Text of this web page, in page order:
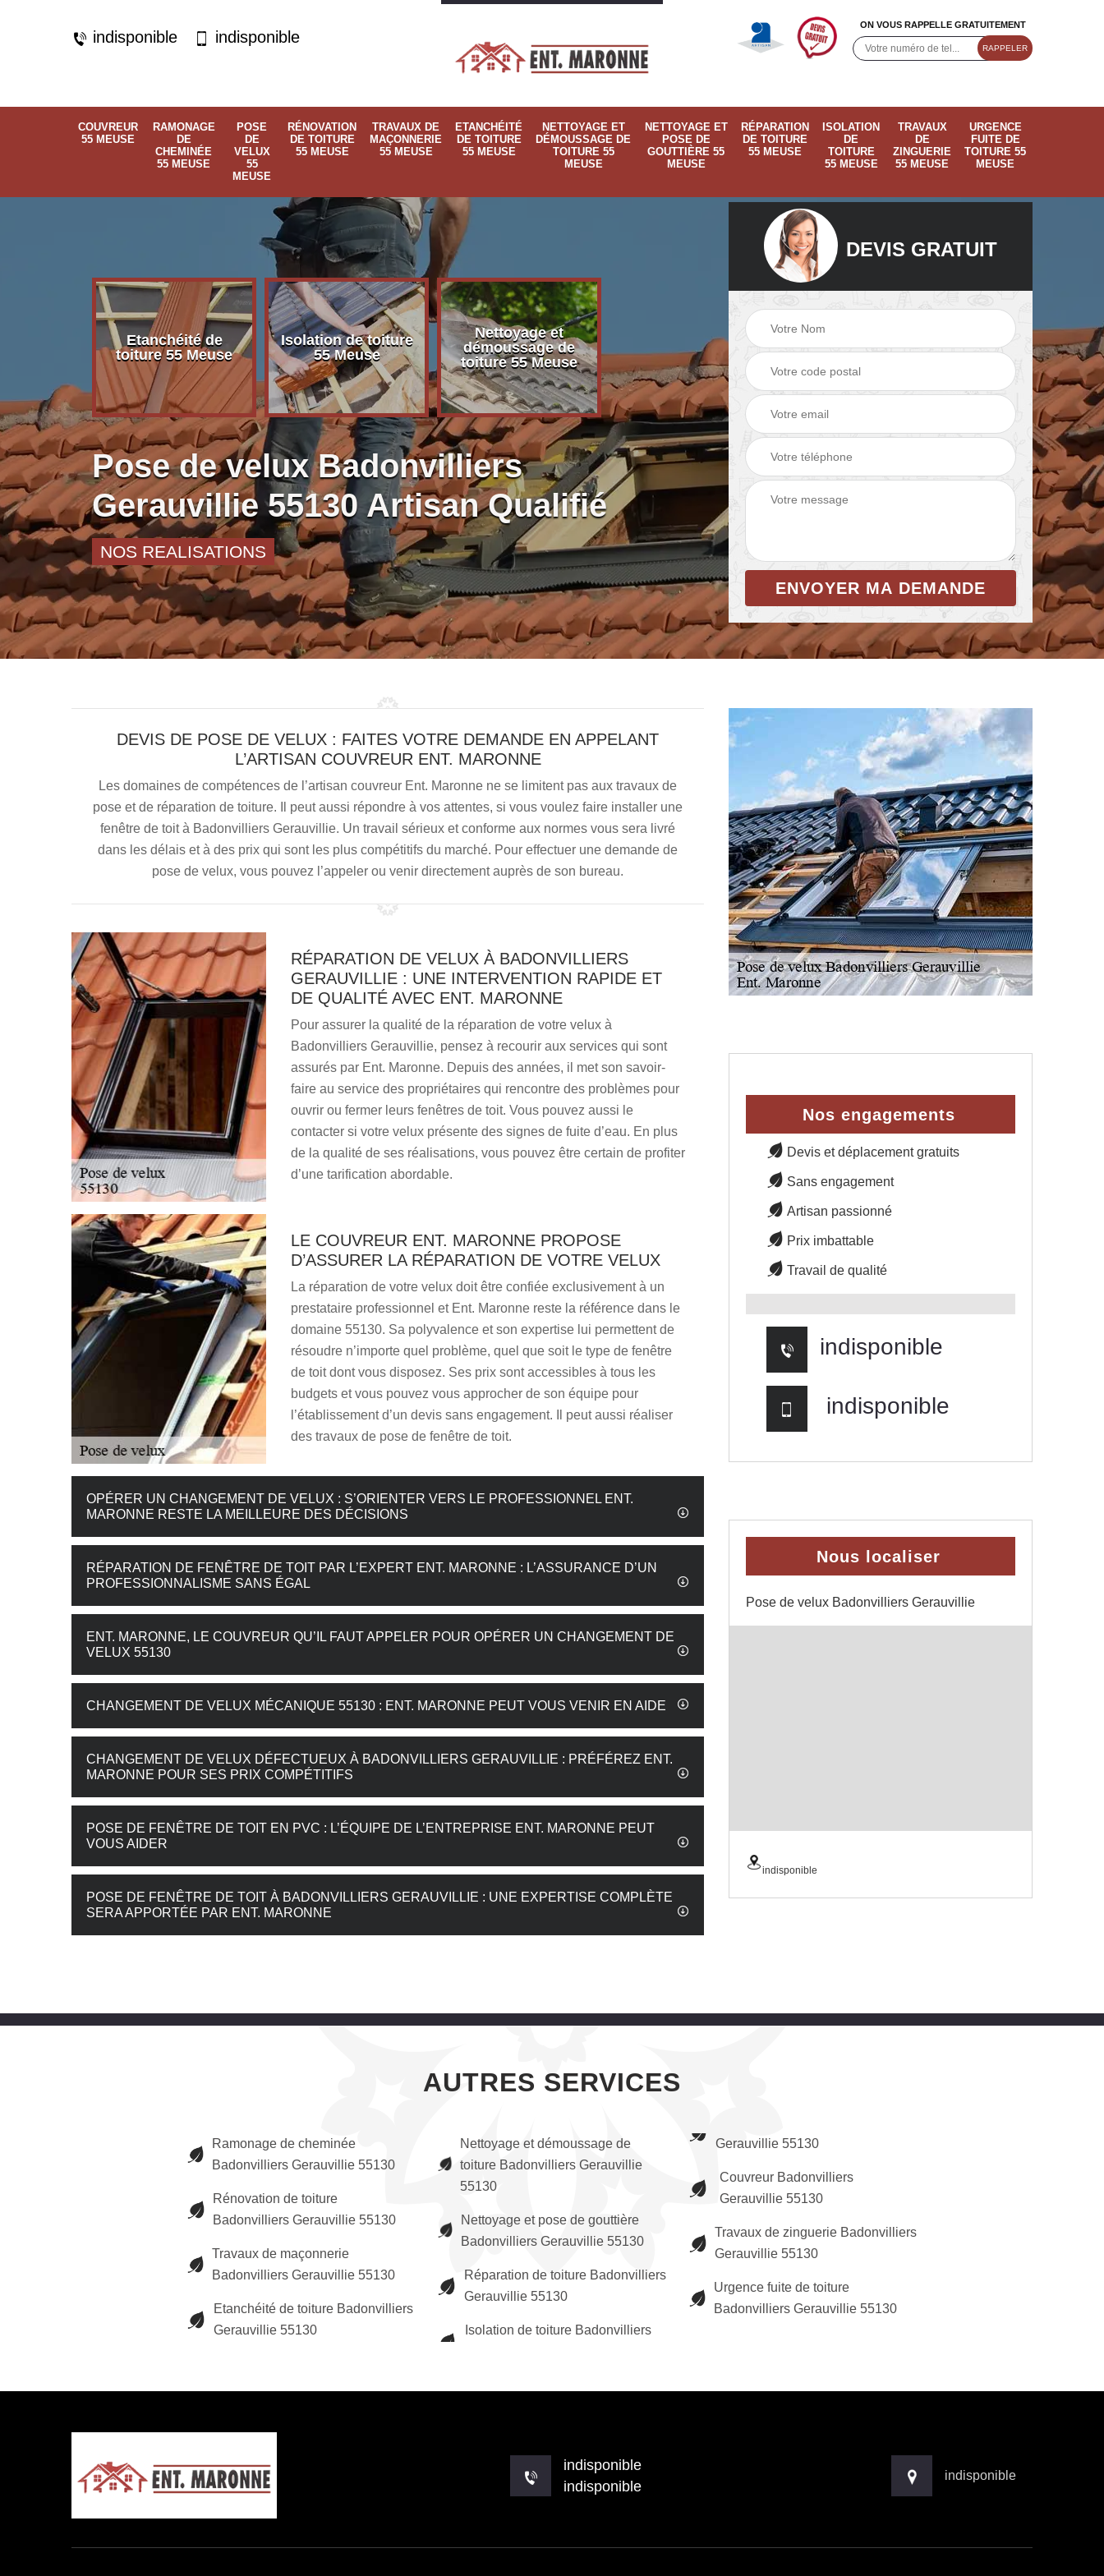
indisponible indisponible
ON VOUS RAPPELLE GRATUITEMENT
COUVREUR
55 MEUSE
RAMONAGE
DE
CHEMINÉE
55 MEUSE
POSE
DE
VELUX
55
MEUSE
RÉNOVATION
DE TOITURE
55 MEUSE
TRAVAUX DE
MAÇONNERIE
55 MEUSE
ETANCHÉITÉ
DE TOITURE
55 MEUSE
NETTOYAGE ET
DÉMOUSSAGE DE
TOITURE 55
MEUSE
NETTOYAGE ET
POSE DE
GOUTTIÈRE 55
MEUSE
RÉPARATION
DE TOITURE
55 MEUSE
ISOLATION
DE
TOITURE
55 MEUSE
TRAVAUX
DE
ZINGUERIE
55 MEUSE
URGENCE
FUITE DE
TOITURE 55
MEUSE
Etanchéité de
toiture 55 Meuse
Isolation de toiture
55 Meuse
Nettoyage et
démoussage de
toiture 55 Meuse
Nettoyage et pose
de gouttière 55
Meuse
Meuse
Ramonage de
cheminée 55
Pose de velux Badonvilliers
Gerauvillie 55130 Artisan Qualifié
NOS REALISATIONS
DEVIS GRATUIT
DEVIS DE POSE DE VELUX : FAITES VOTRE DEMANDE EN APPELANT
L’ARTISAN COUVREUR ENT. MARONNE
Les domaines de compétences de l’artisan couvreur Ent. Maronne ne se limitent pas aux travaux de
pose et de réparation de toiture. Il peut aussi répondre à vos attentes, si vous voulez faire installer une
fenêtre de toit à Badonvilliers Gerauvillie. Un travail sérieux et conforme aux normes vous sera livré
dans les délais et à des prix qui sont les plus compétitifs du marché. Pour effectuer une demande de
pose de velux, vous pouvez l’appeler ou venir directement auprès de son bureau.
RÉPARATION DE VELUX À BADONVILLIERS
GERAUVILLIE : UNE INTERVENTION RAPIDE ET
DE QUALITÉ AVEC ENT. MARONNE
Pour assurer la qualité de la réparation de votre velux à
Badonvilliers Gerauvillie, pensez à recourir aux services qui sont
assurés par Ent. Maronne. Depuis des années, il met son savoir-
faire au service des propriétaires qui rencontre des problèmes pour
ouvrir ou fermer leurs fenêtres de toit. Vous pouvez aussi le
contacter si votre velux présente des signes de fuite d’eau. En plus
de la qualité de ses réalisations, vous pouvez être certain de profiter
d’une tarification abordable.
LE COUVREUR ENT. MARONNE PROPOSE
D’ASSURER LA RÉPARATION DE VOTRE VELUX
La réparation de votre velux doit être confiée exclusivement à un
prestataire professionnel et Ent. Maronne reste la référence dans le
domaine 55130. Sa polyvalence et son expertise lui permettent de
résoudre n’importe quel problème, quel que soit le type de fenêtre
de toit dont vous disposez. Ses prix sont accessibles à tous les
budgets et vous pouvez vous approcher de son équipe pour
l’établissement d’un devis sans engagement. Il peut aussi réaliser
des travaux de pose de fenêtre de toit.
OPÉRER UN CHANGEMENT DE VELUX : S’ORIENTER VERS LE PROFESSIONNEL ENT.
MARONNE RESTE LA MEILLEURE DES DÉCISIONS
RÉPARATION DE FENÊTRE DE TOIT PAR L’EXPERT ENT. MARONNE : L’ASSURANCE D’UN
PROFESSIONNALISME SANS ÉGAL
ENT. MARONNE, LE COUVREUR QU’IL FAUT APPELER POUR OPÉRER UN CHANGEMENT DE
VELUX 55130
CHANGEMENT DE VELUX MÉCANIQUE 55130 : ENT. MARONNE PEUT VOUS VENIR EN AIDE
CHANGEMENT DE VELUX DÉFECTUEUX À BADONVILLIERS GERAUVILLIE : PRÉFÉREZ ENT.
MARONNE POUR SES PRIX COMPÉTITIFS
POSE DE FENÊTRE DE TOIT EN PVC : L’ÉQUIPE DE L’ENTREPRISE ENT. MARONNE PEUT
VOUS AIDER
POSE DE FENÊTRE DE TOIT À BADONVILLIERS GERAUVILLIE : UNE EXPERTISE COMPLÈTE
SERA APPORTÉE PAR ENT. MARONNE
Nos engagements
Devis et déplacement gratuits
Sans engagement
Artisan passionné
Prix imbattable
Travail de qualité
indisponible
indisponible
Nous localiser
Pose de velux Badonvilliers Gerauvillie
indisponible
AUTRES SERVICES
Ramonage de cheminée
Badonvilliers Gerauvillie 55130
Rénovation de toiture
Badonvilliers Gerauvillie 55130
Travaux de maçonnerie
Badonvilliers Gerauvillie 55130
Etanchéité de toiture Badonvilliers
Gerauvillie 55130
Nettoyage et démoussage de
toiture Badonvilliers Gerauvillie
55130
Nettoyage et pose de gouttière
Badonvilliers Gerauvillie 55130
Réparation de toiture Badonvilliers
Gerauvillie 55130
Isolation de toiture Badonvilliers
Gerauvillie 55130
Couvreur Badonvilliers
Gerauvillie 55130
Travaux de zinguerie Badonvilliers
Gerauvillie 55130
Urgence fuite de toiture
Badonvilliers Gerauvillie 55130
indisponible
indisponible
indisponible